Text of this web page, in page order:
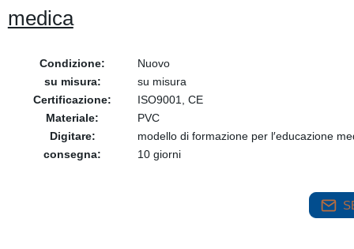
medica
Condizione:
Nuovo
su misura:
su misura
Certificazione:
ISO9001, CE
Materiale:
PVC
Digitare:
modello di formazione per l′educazione
consegna:
10 giorni